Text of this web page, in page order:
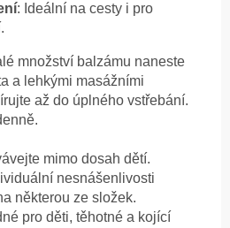
: Ideální na cesty i pro
množství balzámu naneste
a lehkými masážními
až do úplného vstřebání.
mimo dosah dětí.
nesnášenlivosti
některou ze složek.
pro děti, těhotné a kojící